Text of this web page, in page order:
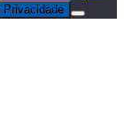
Privacidade